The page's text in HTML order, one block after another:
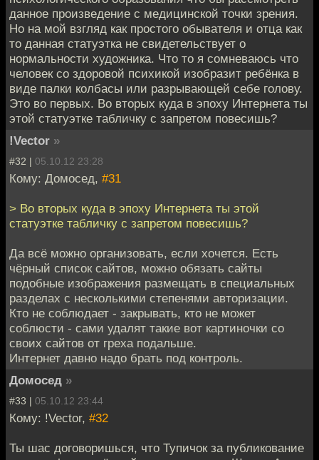
данное произведение с медицинской точки зрения.
Но на мой взгляд как простого обывателя и отца как
то данная статуэтка не свидетельствует о
нормальности художника. Что то я сомневаюсь что
человек со здоровой психикой изобразит ребёнка в
виде палки колбасы или разрывающей себе голову.
Это во первых. Во вторых куда в эпоху Интернета ты
этой статуэтке табличку с запретом повесишь?
!Vector »
#32 | 05.10.12 23:28
Кому: Домосед, #31
> Во вторых куда в эпоху Интернета ты этой
статуэтке табличку с запретом повесишь?
Да всё можно организовать, если хочется. Есть
чёрный список сайтов, можно обязать сайты
подобные изображения размещать в специальных
разделах с несколькими степенями авторизации.
Кто не соблюдает - закрывать, кто не может
соблюсти - сами удалят такие вот картиночки со
своих сайтов от греха подальше.
Интернет давно надо брать под контроль.
Домосед »
#33 | 05.10.12 23:44
Кому: !Vector, #32
Ты шас договоришься, что Тупичок за публикование